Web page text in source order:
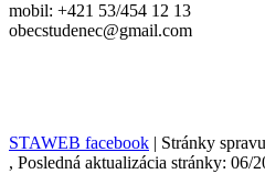
mobil: +421 53/454 12 13
obecstudenec@gmail.com
STAWEB facebook | Stránky
, Posledná aktualizácia stránky: 06/